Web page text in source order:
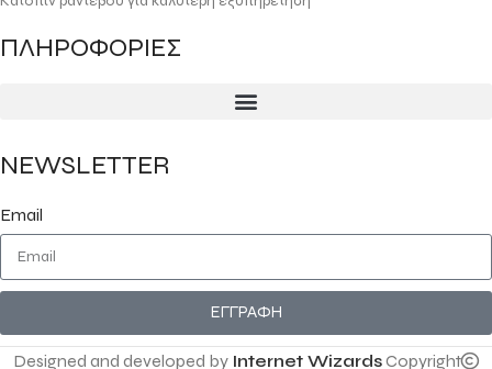
ΠΛΗΡΟΦΟΡΙΕΣ
NEWSLETTER
Email
ΕΓΓΡΑΦΗ
Designed and developed by Internet WizardsCopyright